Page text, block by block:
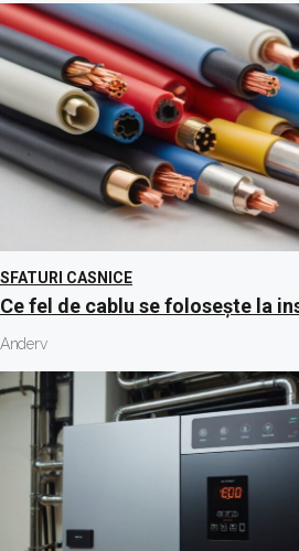
SFATURI CASNICE
Ce fel de cablu se folosește la
Anderv